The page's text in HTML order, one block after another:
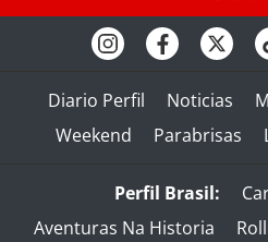
Diario Perfil Noticias
Weekend
Parabrisas
Perfil Brasil:
Aventuras Na Historia